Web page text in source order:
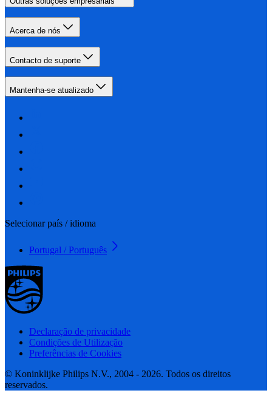
Acerca de nós
Contacto de suporte
Mantenha-se atualizado
Selecionar país / idioma
Portugal / Português
Declaração de privacidade
Condições de Utilização
Preferências de Cookies
© Koninklijke Philips N.V., 2004 - 2026. Todos os direitos
reservados.